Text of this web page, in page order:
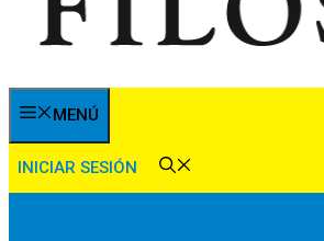
MENÚ
INICIAR SESIÓN